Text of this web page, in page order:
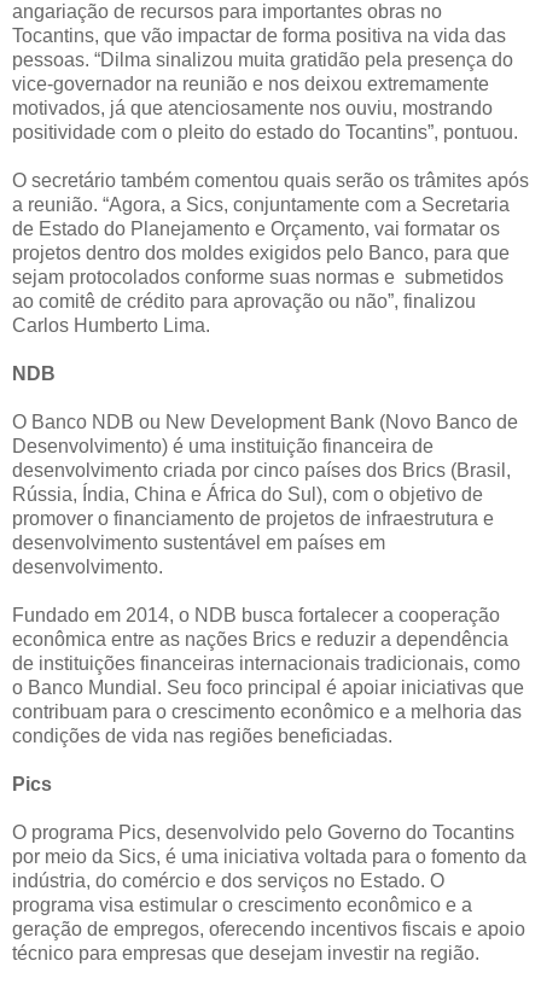
angariação de recursos para importantes obras no
Tocantins, que vão impactar de forma positiva na vida das
pessoas. “Dilma sinalizou muita gratidão pela presença do
vice-governador na reunião e nos deixou extremamente
motivados, já que atenciosamente nos ouviu, mostrando
positividade com o pleito do estado do Tocantins”, pontuou.
O secretário também comentou quais serão os trâmites após
a reunião. “Agora, a Sics, conjuntamente com a Secretaria
de Estado do Planejamento e Orçamento, vai formatar os
projetos dentro dos moldes exigidos pelo Banco, para que
sejam protocolados conforme suas normas e submetidos
ao comitê de crédito para aprovação ou não”, finalizou
Carlos Humberto Lima.
NDB
O Banco NDB ou New Development Bank (Novo Banco de
Desenvolvimento) é uma instituição financeira de
desenvolvimento criada por cinco países dos Brics (Brasil,
Rússia, Índia, China e África do Sul), com o objetivo de
promover o financiamento de projetos de infraestrutura e
desenvolvimento sustentável em países em
desenvolvimento.
Fundado em 2014, o NDB busca fortalecer a cooperação
econômica entre as nações Brics e reduzir a dependência
de instituições financeiras internacionais tradicionais, como
o Banco Mundial. Seu foco principal é apoiar iniciativas que
contribuam para o crescimento econômico e a melhoria das
condições de vida nas regiões beneficiadas.
Pics
O programa Pics, desenvolvido pelo Governo do Tocantins
por meio da Sics, é uma iniciativa voltada para o fomento da
indústria, do comércio e dos serviços no Estado. O
programa visa estimular o crescimento econômico e a
geração de empregos, oferecendo incentivos fiscais e apoio
técnico para empresas que desejam investir na região.